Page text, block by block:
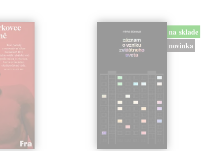
na sklade
novinka